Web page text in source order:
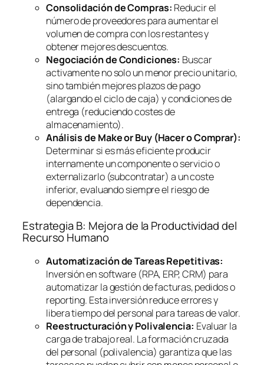
Consolidación de Compras: Reducir el
número de proveedores para aumentar el
volumen de compra con los restantes y
obtener mejores descuentos.
Negociación de Condiciones: Buscar
activamente no solo un menor precio unitario,
sino también mejores plazos de pago
(alargando el ciclo de caja) y condiciones de
entrega (reduciendo costes de
almacenamiento).
Análisis de Make or Buy(Hacer o Comprar):
Determinar si es más eficiente producir
internamente un componente o servicio o
externalizarlo (subcontratar) a un coste
inferior, evaluando siempre el riesgo de
dependencia.
Estrategia B: Mejora de la Productividad del
Recurso Humano
Automatización de Tareas Repetitivas:
Inversión ensoftware(RPA, ERP, CRM) para
automatizar la gestión de facturas, pedidos o
reporting. Esta inversión reduce errores y
libera tiempo del personal para tareas de valor.
Reestructuración y Polivalencia: Evaluar la
carga de trabajo real. La formación cruzada
del personal (polivalencia) garantiza que las